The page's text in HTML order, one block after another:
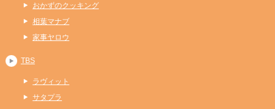
おかずのクッキング
相葉マナブ
家事ヤロウ
TBS
ラヴィット
サタプラ